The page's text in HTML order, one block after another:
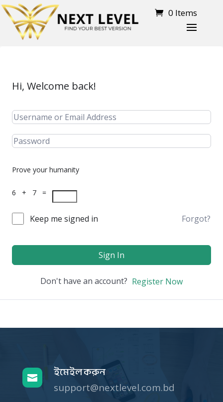
0 Items
Hi, Welcome back!
Prove your humanity
6 + 7 =
Keep me signed in Forgot?
Sign In
Don't have an account? Register Now
 ইমেইল করুন
support@nextlevel.com.bd